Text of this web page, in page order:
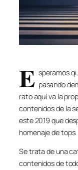
E speramos
pasando
rato aquí va la
contenidos de la
este 2019 que
homenaje de tops.
Se trata de una
contenidos de